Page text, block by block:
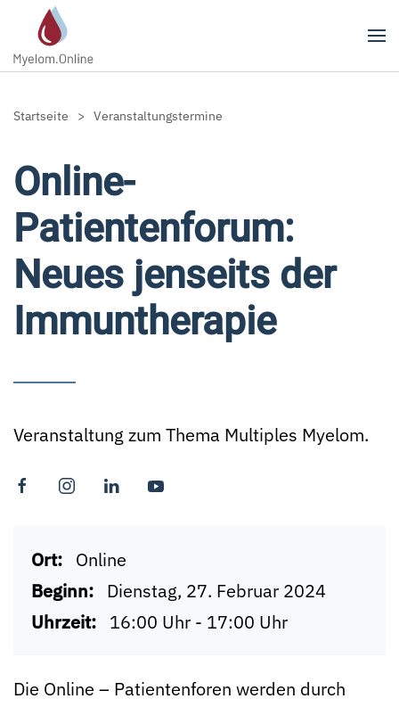
Zum Hauptinhalt springen
Startseite Veranstaltungstermine
Online-
Patientenforum:
Neues jenseits der
Immuntherapie
Veranstaltung zum Thema Multiples Myelom.
Ort: Online
Beginn: Dienstag, 27. Februar 2024
Uhrzeit: 16:00 Uhr - 17:00 Uhr
Die Online – Patientenforen werden durch